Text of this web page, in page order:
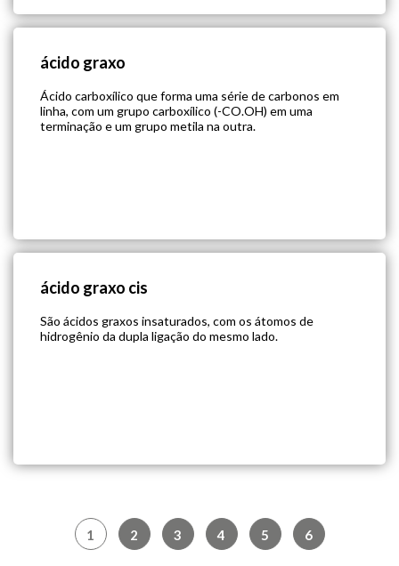
ácido graxo
Ácido carboxílico que forma uma série de carbonos em
linha, com um grupo carboxílico (-CO.OH) em uma
terminação e um grupo metila na outra.
ácido graxo cis
São ácidos graxos insaturados, com os átomos de
hidrogênio da dupla ligação do mesmo lado.
1 2 3 4 5 6